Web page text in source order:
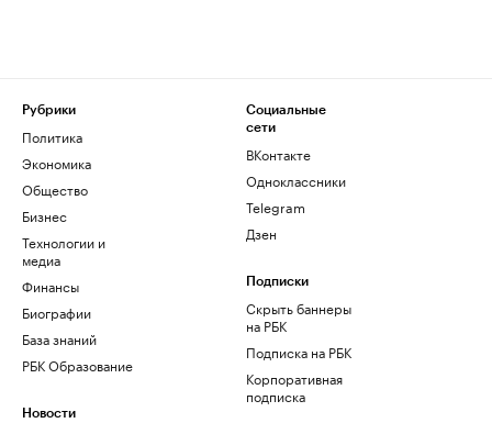
Рубрики
Политика
Экономика
Общество
Бизнес
Технологии и
медиа
Финансы
Биографии
База знаний
РБК Образование
Новости
Социальные
сети
ВКонтакте
Одноклассники
Telegram
Дзен
Подписки
Скрыть баннеры
на РБК
Подписка на РБК
Корпоративная
подписка